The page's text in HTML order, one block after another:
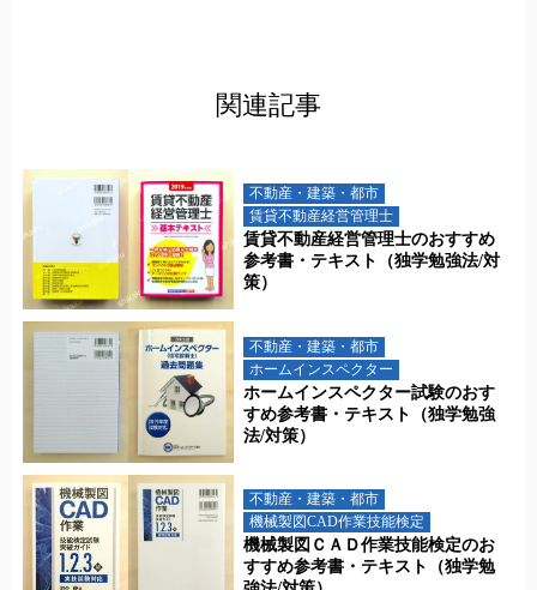
関連記事
不動産・建築・都市
賃貸不動産経営管理士
賃貸不動産経営管理士のおすすめ
参考書・テキスト（独学勉強法/対
策）
不動産・建築・都市
ホームインスペクター
ホームインスペクター試験のおす
すめ参考書・テキスト（独学勉強
法/対策）
不動産・建築・都市
機械製図CAD作業技能検定
機械製図ＣＡＤ作業技能検定のお
すすめ参考書・テキスト（独学勉